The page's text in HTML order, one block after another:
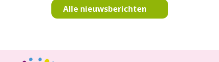
Alle nieuwsberichten